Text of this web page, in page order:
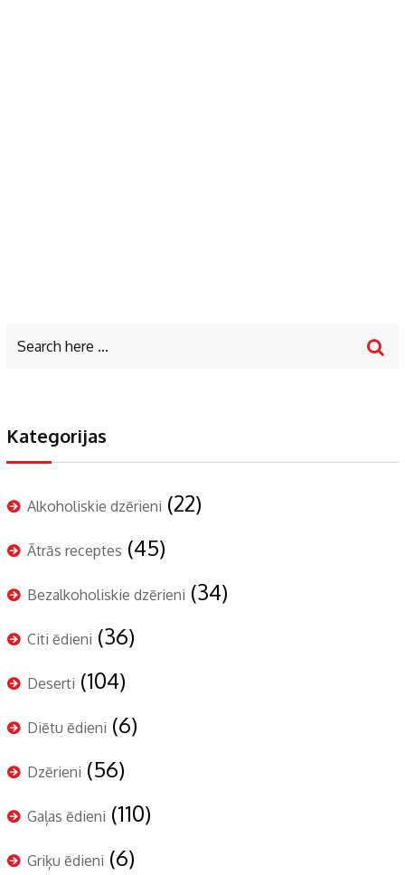
Kategorijas
Alkoholiskie dzērieni (22)
Ātrās receptes (45)
Bezalkoholiskie dzērieni (34)
Citi ēdieni (36)
Deserti (104)
Diētu ēdieni (6)
Dzērieni (56)
Gaļas ēdieni (110)
Griķu ēdieni (6)